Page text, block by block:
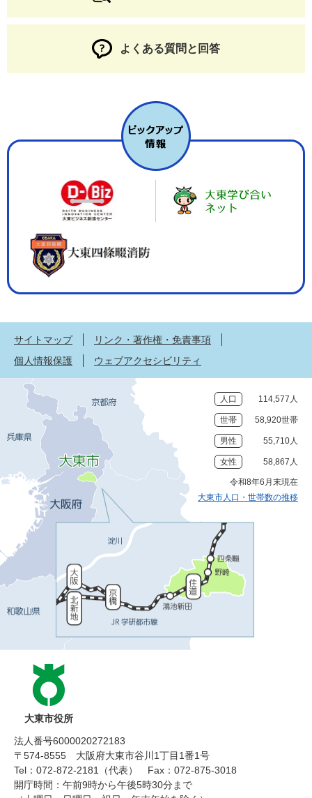
よくある質問と回答
サイトマップ
リンク・著作権・免責事項
個人情報保護
ウェブアクセシビリティ
人口 114,577人
世帯 58,920世帯
男性 55,710人
女性 58,867人
令和8年6月末現在
大東市人口・世帯数の推移
大東市役所
法人番号6000020272183
〒574-8555 大阪府大東市谷川1丁目1番1号
Tel：072-872-2181（代表）
Fax：072-875-3018
開庁時間：午前9時から午後5時30分まで